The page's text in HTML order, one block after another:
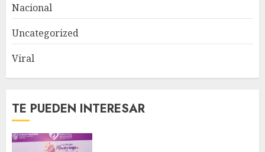
Nacional
Uncategorized
Viral
TE PUEDEN INTERESAR